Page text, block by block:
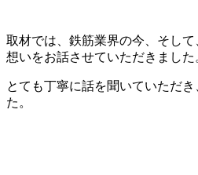
取材では、鉄筋業界の今、そし
想いをお話させていただきました
とても丁寧に話を聞いていただ
た。